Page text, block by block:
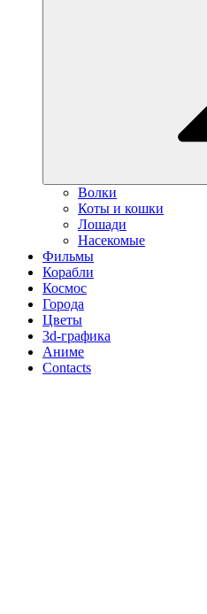
Волки
Коты и кошки
Лошади
Насекомые
Фильмы
Корабли
Космос
Города
Цветы
3d-графика
Аниме
Contacts